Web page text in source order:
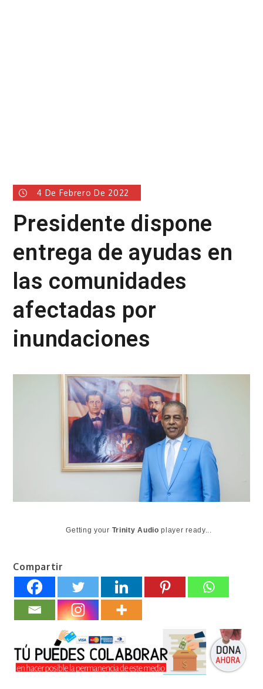
4 De Febrero De 2022
Presidente dispone
entrega de ayudas en
las comunidades
afectadas por
inundaciones
Getting your Trinity Audio player ready...
Compartir